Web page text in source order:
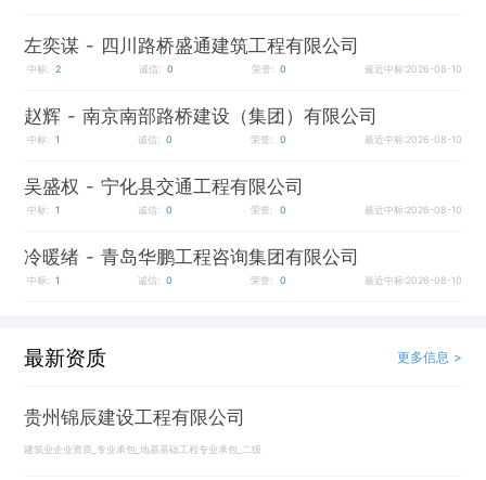
左奕谋 - 四川路桥盛通建筑工程有限公司
中标: 2 诚信: 0 荣誉: 0 最近中标:2026-08-10
赵辉 - 南京南部路桥建设（集团）有限公司
中标: 1 诚信: 0 荣誉: 0 最近中标:2026-08-10
吴盛权 - 宁化县交通工程有限公司
中标: 1 诚信: 0 荣誉: 0 最近中标:2026-08-10
冷暖绪 - 青岛华鹏工程咨询集团有限公司
中标: 1 诚信: 0 荣誉: 0 最近中标:2026-08-10
最新资质 更多信息 >
贵州锦辰建设工程有限公司
建筑业企业资质_专业承包_地基基础工程专业承包_二级